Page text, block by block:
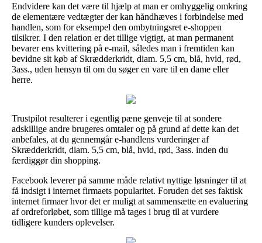
Endvidere kan det være til hjælp at man er omhyggelig omkring
de elementære vedtægter der kan håndhæves i forbindelse med
handlen, som for eksempel den ombytningsret e-shoppen
tilsikrer. I den relation er det tillige vigtigt, at man permanent
bevarer ens kvittering på e-mail, således man i fremtiden kan
bevidne sit køb af Skrædderkridt, diam. 5,5 cm, blå, hvid, rød,
3ass., uden hensyn til om du søger en vare til en dame eller
herre.
Trustpilot resulterer i egentlig pæne genveje til at sondere
adskillige andre brugeres omtaler og på grund af dette kan det
anbefales, at du gennemgår e-handlens vurderinger af
Skrædderkridt, diam. 5,5 cm, blå, hvid, rød, 3ass. inden du
færdiggør din shopping.
Facebook leverer på samme måde relativt nyttige løsninger til at
få indsigt i internet firmaets popularitet. Foruden det ses faktisk
internet firmaer hvor det er muligt at sammensætte en evaluering
af ordreforløbet, som tillige må tages i brug til at vurdere
tidligere kunders oplevelser.